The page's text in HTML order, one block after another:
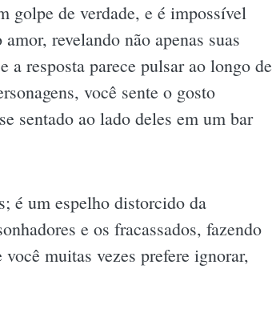
golpe de verdade, e é impossível
revelando não apenas suas
resposta parece pulsar ao longo de
você sente o gosto
sentado ao lado deles em um bar
é um espelho distorcido da
e os fracassados, fazendo
muitas vezes prefere ignorar,